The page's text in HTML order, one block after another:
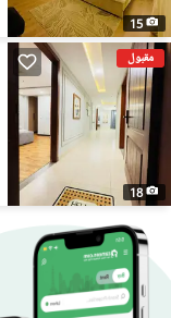
15
مقبول
18